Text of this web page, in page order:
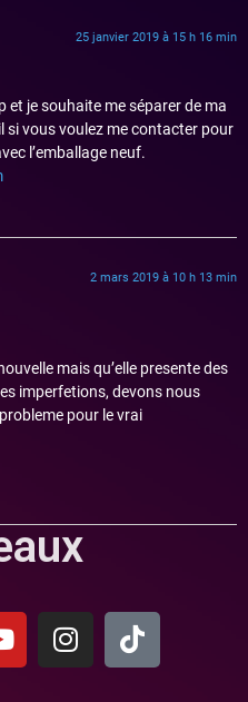
25 janvier 2019 à 15 h 16 min
et je souhaite me séparer de ma
si vous voulez me contacter pour
l’emballage neuf.
2 mars 2019 à 10 h 13 min
mais qu’elle presente des
imperfetions, devons nous
pour le vrai